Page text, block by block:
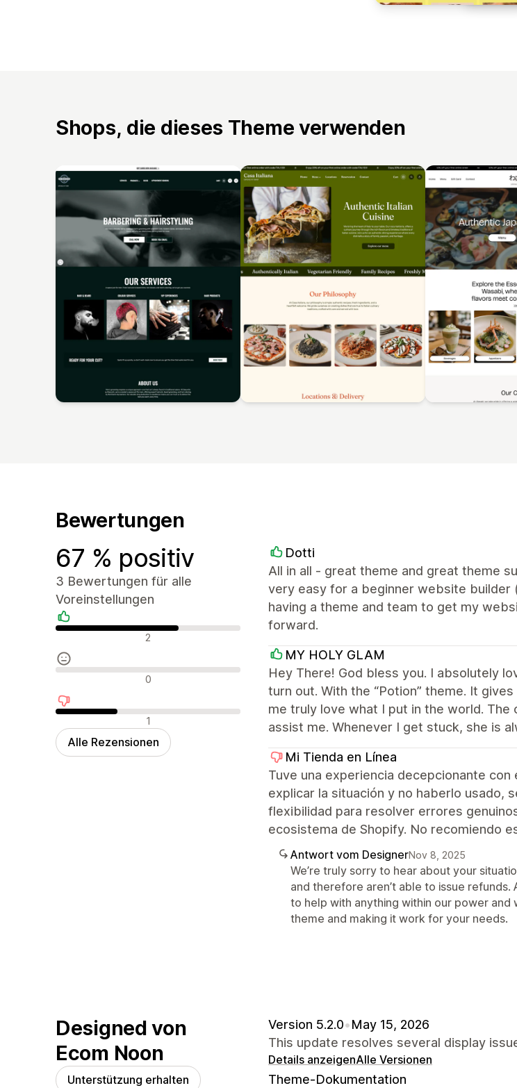
Shops, die dieses Theme verwenden
Bewertungen
67 % positiv
3 Bewertungen für alle
Voreinstellungen
Positive Bewertungen
2
Neutrale Bewertungen
0
Negative Bewertungen
1
Alle Rezensionen
Dotti
All in all - great theme and great theme
very easy for a beginner website
having a theme and team to get my
forward.
MY HOLY GLAM
Hey There! God bless you. I absolutely
turn out. With the “Potion” theme. It
me truly love what I put in the world. The
assist me. Whenever I get stuck, she is
Mi Tienda en Línea
Tuve una experiencia decepcionante
explicar la situación y no haberlo usado,
flexibilidad para resolver errores
ecosistema de Shopify. No recomiendo
Antwort vom DesignerNov 8, 2025
We’re truly sorry to hear about your
and therefore aren’t able to issue
to help with anything within our power
theme and making it work for your needs.
Designed von
Ecom Noon
Unterstützung erhalten
Version 5.2.0•May 15, 2026
This update resolves several display
Details anzeigenAlle Versionen
Theme-Dokumentation